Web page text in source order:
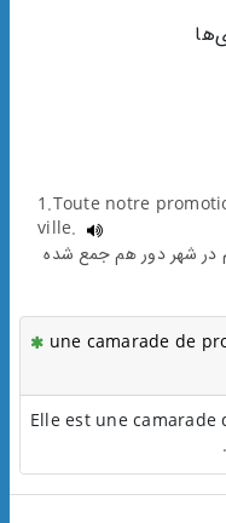
1.Toute notre
ville.
در شهر دور هم جمع شده
une camarade de
Elle est une camarade